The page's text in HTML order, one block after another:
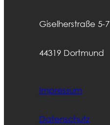
Giselherstraße 5-7
44319 Dortmund
Impressum
Datenschutz